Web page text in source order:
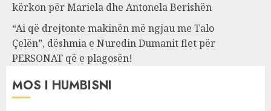
kërkon për Mariela dhe Antonela Berishën
“Ai që drejtonte makinën më ngjau me Talo
Çelën”, dëshmia e Nuredin Dumanit flet për
PERSONAT që e plagosën!
MOS I HUMBISNI